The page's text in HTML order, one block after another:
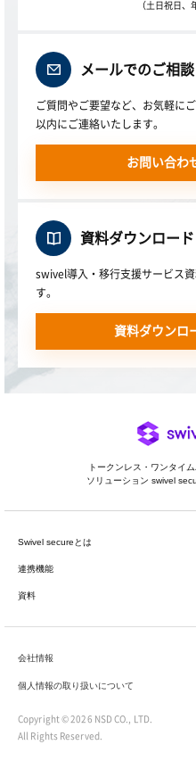
（土日祝日、
メールでのご相談
ご質問やご要望など、お気軽に
以内にご連絡いたします。
お問い合わ
資料ダウンロード
swivel導入・移行支援サービス
す。
資料ダウンロ
トークンレス・ワンタイ
ソリューション swivel
Swivel secureとは
連携機能
資料
会社情報
個人情報の取り扱いについて
Copyright ©2026 NSD CO., LTD.
All Rights Reserved.